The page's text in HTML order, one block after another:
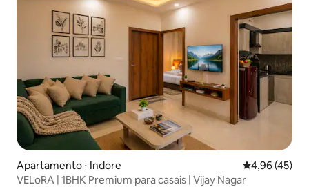
Apartamento ⋅ Indore 4,96 de uma
4,96 (45)
VELoRA | 1BHK Premium para casais | Vijay Nagar